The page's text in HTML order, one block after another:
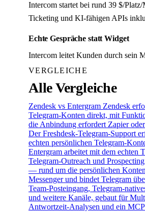
Intercom startet bei rund 39 $/
Ticketing und KI-fähigen APIs
Echte Gespräche statt Widget
Intercom leitet Kunden durch sein
VERGLEICHE
Alle Vergleiche
Zendesk vs Entergram Zendesk
Telegram-Konten direkt, mit
die Anbindung erfordert Zapier
Der Freshdesk-Telegram-Support
echten persönlichen Telegram-
Entergram arbeitet mit dem echten
Telegram-Outreach und
— rund um die persönlichen
Messenger und bindet Telegram
Team-Posteingang, Telegram-
und weitere Kanäle, gebaut für
Antwortzeit-Analysen und ein